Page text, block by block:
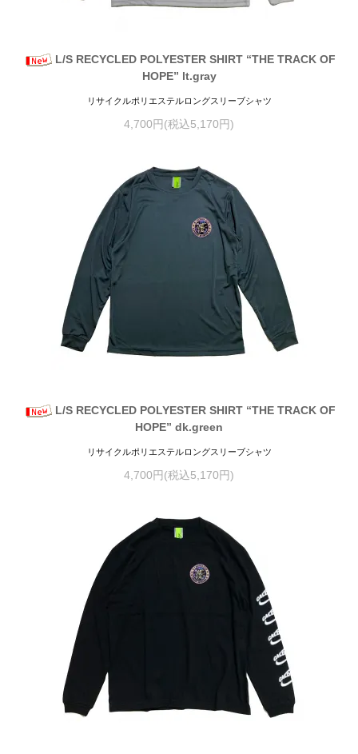
L/S RECYCLED POLYESTER SHIRT “THE TRACK OF
HOPE” lt.gray
リサイクルポリエステルロングスリーブシャツ
4,700円(税込5,170円)
L/S RECYCLED POLYESTER SHIRT “THE TRACK OF
HOPE” dk.green
リサイクルポリエステルロングスリーブシャツ
4,700円(税込5,170円)